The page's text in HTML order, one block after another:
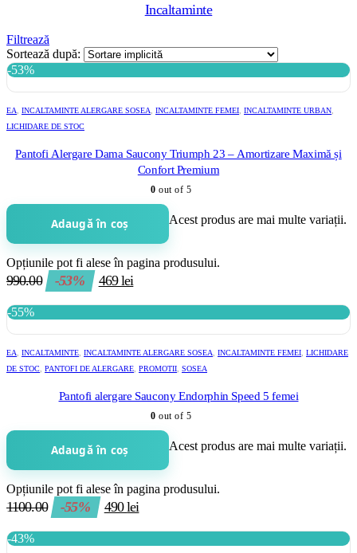
Incaltaminte
Filtrează
Sortează după:
-53%
EA INCALTAMINTE ALERGARE SOSEA INCALTAMINTE FEMEI INCALTAMINTE URBAN
LICHIDARE DE STOC
Pantofi Alergare Dama Saucony Triumph 23 – Amortizare Maximă și
Confort Premium
0 out of 5
Adaugă în coș Acest produs are mai multe variații.
Opțiunile pot fi alese în pagina produsului.
990.00 -53% 469lei
-55%
EA INCALTAMINTE INCALTAMINTE ALERGARE SOSEA INCALTAMINTE FEMEI LICHIDARE
DE STOC PANTOFI DE ALERGARE PROMOTII SOSEA
Pantofi alergare Saucony Endorphin Speed 5 femei
0 out of 5
Adaugă în coș Acest produs are mai multe variații.
Opțiunile pot fi alese în pagina produsului.
1100.00 -55% 490lei
-43%